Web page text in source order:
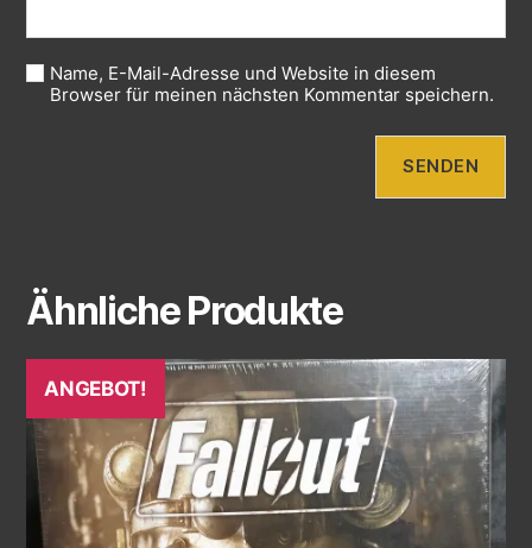
Name, E-Mail-Adresse und Website in diesem
Browser für meinen nächsten Kommentar speichern.
Ähnliche Produkte
ANGEBOT!